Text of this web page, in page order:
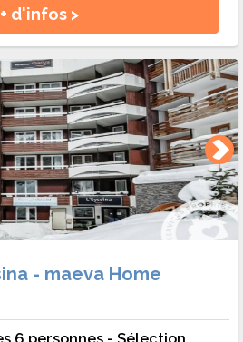
+ d'infos >
- maeva Home